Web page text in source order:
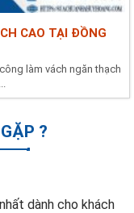
CAO TẠI ĐỒNG
làm vách ngăn thạch
?
dành cho khách